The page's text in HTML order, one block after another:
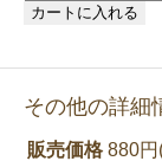
カートに入れる
その他の詳細
販売価格 880円